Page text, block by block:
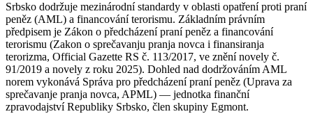
Srbsko dodržuje mezinárodní standardy v oblasti opatření proti praní
peněz (AML) a financování terorismu. Základním právním
předpisem je Zákon o předcházení praní peněz a financování
terorismu (Zakon o sprečavanju pranja novca i finansiranja
terorizma, Official Gazette RS č. 113/2017, ve znění novely č.
91/2019 a novely z roku 2025). Dohled nad dodržováním AML
norem vykonává Správa pro předcházení praní peněz (Uprava za
sprečavanje pranja novca, APML) — jednotka finanční
zpravodajství Republiky Srbsko, člen skupiny Egmont.